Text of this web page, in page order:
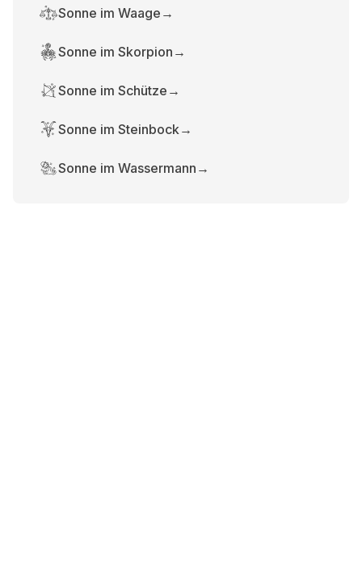
Sonne im Waage →
Sonne im Skorpion →
Sonne im Schütze →
Sonne im Steinbock→
Sonne im Wassermann →